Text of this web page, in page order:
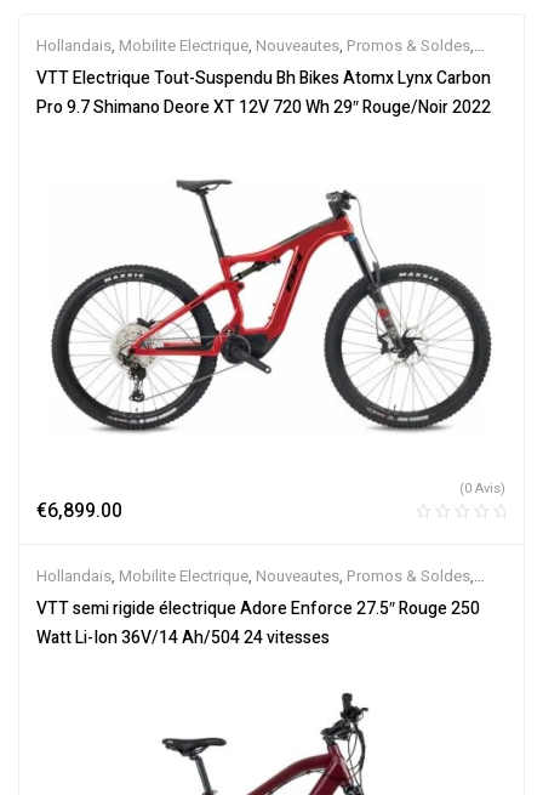
Hollandais, Mobilite Electrique, Nouveautes, Promos & Soldes,
Tout-Suspendus ,Vélo électrique ville,Velos Electriques,VTT
Électriques
VTT Electrique Tout-Suspendu Bh Bikes Atomx Lynx Carbon
Pro 9.7 Shimano Deore XT 12V 720 Wh 29″ Rouge/Noir 2022
€6,899.00
(0 Avis)
Hollandais, Mobilite Electrique, Nouveautes, Promos & Soldes,
Semi-Rigides,Vélo électrique ville,Velos Electriques,VTT
Électriques
VTT semi rigide électrique Adore Enforce 27.5″ Rouge 250
Watt Li-Ion 36V/14 Ah/504 24 vitesses